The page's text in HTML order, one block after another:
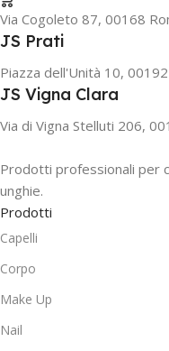
Via Cogoleto 87, 00168
JS Prati
Piazza dell'Unità 10,
JS Vigna Clara
Via di Vigna Stelluti 206,
Prodotti professionali per
unghie.
Prodotti
Capelli
Corpo
Make Up
Nail